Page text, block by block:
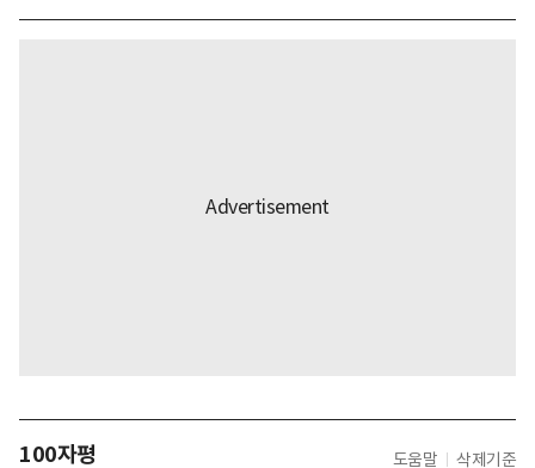
100자평 도움말 삭제기준